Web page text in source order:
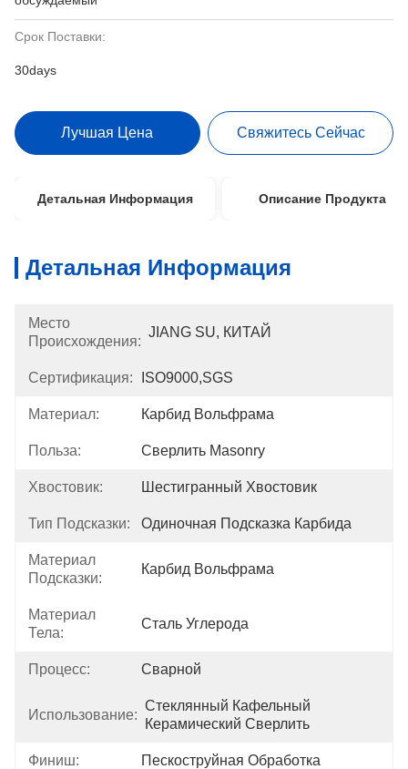
Срок Поставки:
30days
Лучшая Цена Свяжитесь Сейчас
Детальная Информация Описание Продукта
Детальная Информация
Место
Происхождения:
JIANG SU, КИТАЙ
Сертификация: ISO9000,SGS
Материал: Карбид Вольфрама
Польза: Сверлить Masonry
Хвостовик: Шестигранный Хвостовик
Тип Подсказки: Одиночная Подсказка Карбида
Материал
Подсказки:
Карбид Вольфрама
Материал
Тела:
Сталь Углерода
Процесс: Сварной
Использование:
Стеклянный Кафельный
Керамический Сверлить
Финиш: Пескоструйная Обработка